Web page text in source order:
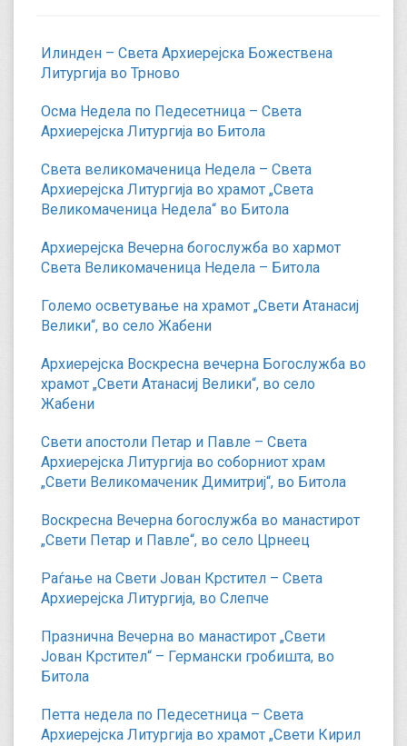
Илинден – Света Архиерејска Божествена
Литургија во Трново
Осма Недела по Педесетница – Света
Архиерејска Литургија во Битола
Света великомаченица Недела – Света
Архиерејска Литургија во храмот „Света
Великомаченица Недела“ во Битола
Архиерејска Вечерна богослужба во хармот
Света Великомаченица Недела – Битола
Големо осветување на храмот „Свети Атанасиј
Велики“, во село Жабени
Архиерејска Воскресна вечерна Богослужба во
храмот „Свети Атанасиј Велики“, во село
Жабени
Свети апостоли Петар и Павле – Света
Архиерејска Литургија во соборниот храм
„Свети Великомаченик Димитриј“, во Битола
Воскресна Вечерна богослужба во манастирот
„Свети Петар и Павле“, во село Црнеец
Раѓање на Свети Јован Крстител – Света
Архиерејска Литургија, во Слепче
Празнична Вечерна во манастирот „Свети
Јован Крстител“ – Германски гробишта, во
Битола
Петта недела по Педесетница – Света
Архиерејска Литургија во храмот „Свети Кирил